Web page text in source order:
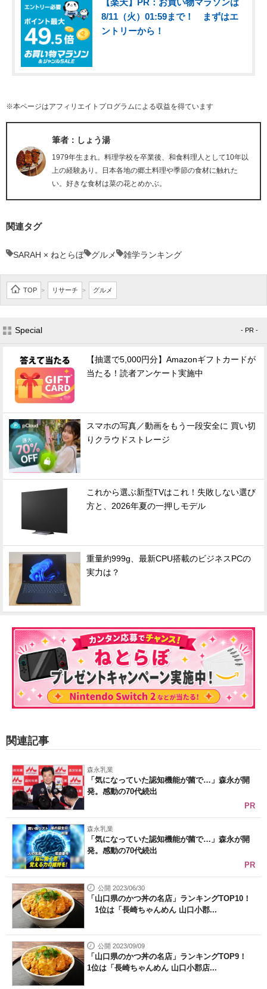
【楽天】PR：お買い物マラソンは
8/11（火）01:59まで！ まずはエ
ントリーから！
※本ページはアフィリエイトプログラムによる収益を得ています
筆者：しょう湯
1979年生まれ。料理学校を卒業後、和食料理人として10年以
上の経験あり。日本各地の郷土料理や季節の食材に触れた
い。好きな食材は菜の花とめかぶ。
関連タグ
SARAH × ねとらぼ グルメ 雑学ランキング
TOP > リサーチ > グルメ
Special - PR -
【抽選で5,000円分】Amazonギフトカードが
当たる！読者アンケート実施中
スマホの写真／動画をもう一段安全に 買い切
りクラウドストレージ
これから選ぶ新型TVはこれ！失敗しない選び
方と、2026年夏の一押しモデル
重量約999g、最新CPU搭載のビジネスPCの
実力は？
関連記事
森永乳業
「気になっていた認知機能が菌で…」森永が開
発。感動の70代続出
PR
森永乳業
「気になっていた認知機能が菌で…」森永が開
発。感動の70代続出
PR
公開 2023/06/30
「山口県のかつ丼の名店」ランキングTOP10！
1位は「長崎ちゃんめん 山口小郡...
公開 2023/09/09
「山口県のかつ丼の名店」ランキングTOP9！
1位は「長崎ちゃんめん 山口小郡店...